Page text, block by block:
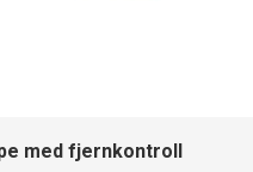
med fjernkontroll